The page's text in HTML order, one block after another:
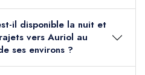
il disponible la nuit et
vers Auriol au
ses environs ?